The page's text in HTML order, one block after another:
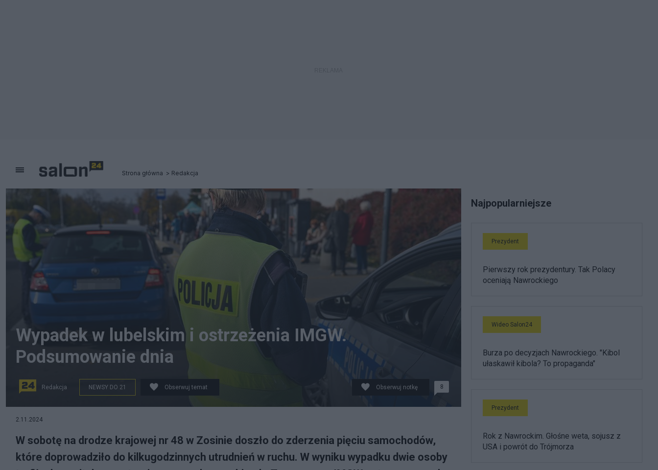
Strona główna Redakcja
listopada. (aldg) PAP/Darek Delmanowicz
Wypadek w lubelskim i ostrzeżenia IMGW.
Podsumowanie dnia
Redakcja NEWSY DO 21 Obserwuj temat Obserwuj notkę 8
2.11.2024
W sobotę na drodze krajowej nr 48 w Zosinie doszło do zderzenia pięciu samochodów,
które doprowadziło do kilkugodzinnych utrudnień w ruchu. W wyniku wypadku dwie osoby
Najpopularniejsze
Prezydent
Pierwszy rok prezydentury. Tak Polacy
oceniają Nawrockiego
Wideo Salon24
Burza po decyzjach Nawrockiego. "Kibol
ułaskawił kibola? To propaganda"
Prezydent
Rok z Nawrockim. Głośne weta, sojusz z
USA i powrót do Trójmorza